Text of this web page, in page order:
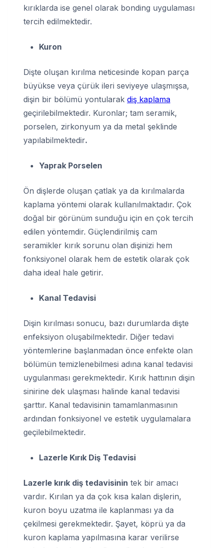
kırıklarda ise genel olarak bonding uygulaması
tercih edilmektedir.
Kuron
Dişte oluşan kırılma neticesinde kopan parça
büyükse veya çürük ileri seviyeye ulaşmışsa,
dişin bir bölümü yontularak diş kaplama
geçirilebilmektedir. Kuronlar; tam seramik,
porselen, zirkonyum ya da metal şeklinde
yapılabilmektedir.
Yaprak Porselen
Ön dişlerde oluşan çatlak ya da kırılmalarda
kaplama yöntemi olarak kullanılmaktadır. Çok
doğal bir görünüm sunduğu için en çok tercih
edilen yöntemdir. Güçlendirilmiş cam
seramikler kırık sorunu olan dişinizi hem
fonksiyonel olarak hem de estetik olarak çok
daha ideal hale getirir.
Kanal Tedavisi
Dişin kırılması sonucu, bazı durumlarda dişte
enfeksiyon oluşabilmektedir. Diğer tedavi
yöntemlerine başlanmadan önce enfekte olan
bölümün temizlenebilmesi adına kanal tedavisi
uygulanması gerekmektedir. Kırık hattının dişin
sinirine dek ulaşması halinde kanal tedavisi
şarttır. Kanal tedavisinin tamamlanmasının
ardından fonksiyonel ve estetik uygulamalara
geçilebilmektedir.
Lazerle Kırık Diş Tedavisi
Lazerle kırık diş tedavisinin tek bir amacı
vardır. Kırılan ya da çok kısa kalan dişlerin,
kuron boyu uzatma ile kaplanması ya da
çekilmesi gerekmektedir. Şayet, köprü ya da
kuron kaplama yapılmasına karar verilirse